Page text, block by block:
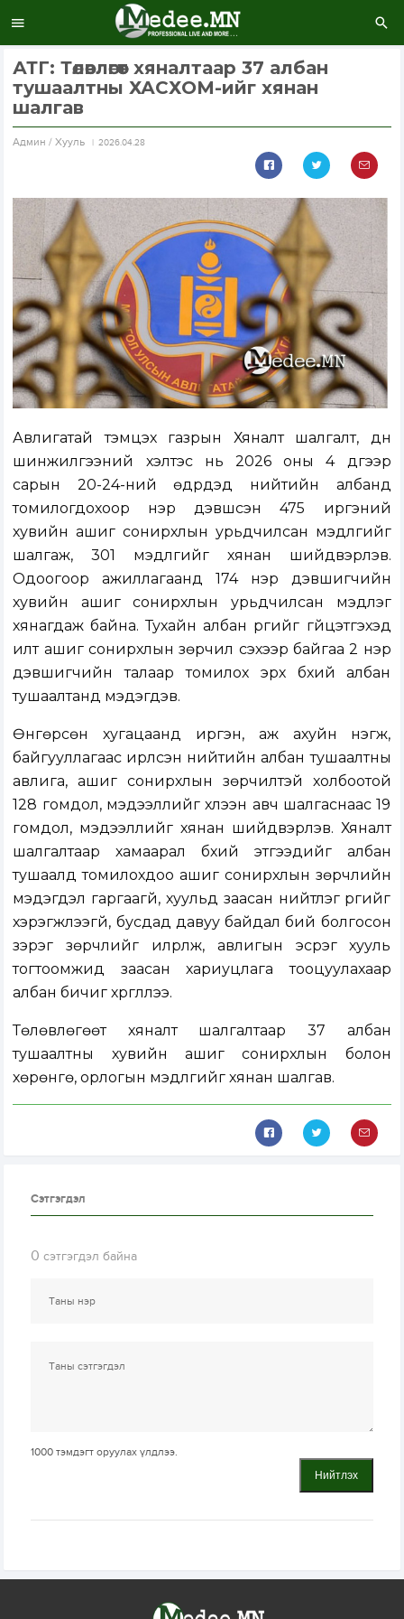
АТГ: Төлөвлөгөөт хяналтаар 37 албан
тушаалтны ХАСХОМ-ийг хянан
шалгав
Aдмин / Хууль 2026.04.28
Авлигатай тэмцэх газрын Хяналт шалгалт, дүн
шинжилгээний хэлтэс нь 2026 оны 4 дүгээр
сарын 20-24-ний өдрүүдэд нийтийн албанд
томилогдохоор нэр дэвшсэн 475 иргэний
хувийн ашиг сонирхлын урьдчилсан мэдүүлгийг
шалгаж, 301 мэдүүлгийг хянан шийдвэрлэв.
Одоогоор ажиллагаанд 174 нэр дэвшигчийн
хувийн ашиг сонирхлын урьдчилсан мэдүүлэг
хянагдаж байна. Тухайн албан үүргийг гүйцэтгэхэд
илт ашиг сонирхлын зөрчил үүсэхээр байгаа 2 нэр
дэвшигчийн талаар томилох эрх бүхий албан
тушаалтанд мэдэгдэв.
Өнгөрсөн хугацаанд иргэн, аж ахуйн нэгж,
байгууллагаас ирүүлсэн нийтийн албан тушаалтны
авлига, ашиг сонирхлын зөрчилтэй холбоотой
128 гомдол, мэдээллийг хүлээн авч шалгаснаас 19
гомдол, мэдээллийг хянан шийдвэрлэв. Хяналт
шалгалтаар хамаарал бүхий этгээдийг албан
тушаалд томилохдоо ашиг сонирхлын зөрчлийн
мэдэгдэл гаргаагүй, хуульд заасан нийтлэг үүргийг
хэрэгжүүлээгүй, бусдад давуу байдал бий болгосон
зэрэг зөрчлийг илрүүлж, авлигын эсрэг хууль
тогтоомжид заасан хариуцлага тооцуулахаар
албан бичиг хүргүүллээ.
Төлөвлөгөөт хяналт шалгалтаар 37 албан
тушаалтны хувийн ашиг сонирхлын болон
хөрөнгө, орлогын мэдүүлгийг хянан шалгав.
Сэтгэгдэл
0 сэтгэгдэл байна
1000 тэмдэгт оруулах үлдлээ.
Нийтлэх